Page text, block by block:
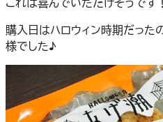
購入日はハロウィン時期だった
様でした♪